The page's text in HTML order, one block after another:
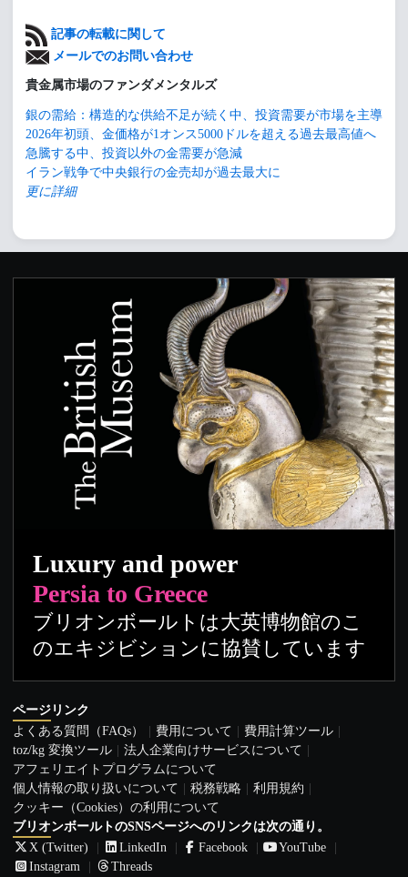
記事の転載に関して
メールでのお問い合わせ
貴金属市場のファンダメンタルズ
銀の需給：構造的な供給不足が続く中、投資需要が市場を主導
2026年初頭、金価格が1オンス5000ドルを超える過去最高値へ
急騰する中、投資以外の金需要が急減
イラン戦争で中央銀行の金売却が過去最大に
更に詳細
Luxury and power
Persia to Greece
ブリオンボールトは大英博物館のこ
のエキジビションに協賛しています
ページリンク
よくある質問（FAQs）
費用について
費用計算ツール
toz/kg 変換ツール
法人企業向けサービスについて
アフェリエイトプログラムについて
個人情報の取り扱いについて
税務戦略
利用規約
クッキー（Cookies）の利用について
ブリオンボールトのSNSページへのリンクは次の通り。
X (Twitter)
LinkedIn Facebook
YouTube
Instagram
Threads